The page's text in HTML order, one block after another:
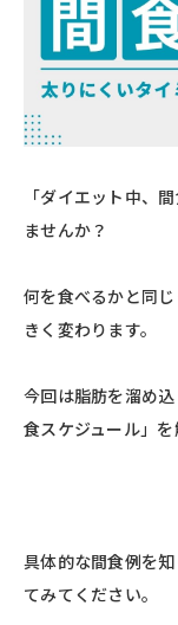
「ダイエット中、
ませんか？
何を食べるかと同
きく変わります。
今回は脂肪を溜め
食スケジュール」を
具体的な間食例を
てみてください。